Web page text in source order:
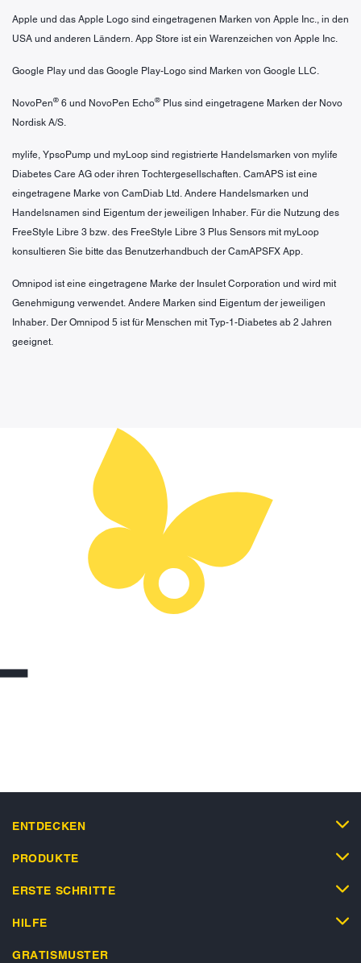
Apple und das Apple Logo sind eingetragenen Marken von Apple Inc., in den
USA und anderen Ländern. App Store ist ein Warenzeichen von Apple Inc.
Google Play und das Google Play-Logo sind Marken von Google LLC.
NovoPen® 6 und NovoPen Echo® Plus sind eingetragene Marken der Novo
Nordisk A/S.
mylife, YpsoPump und myLoop sind registrierte Handelsmarken von mylife
Diabetes Care AG oder ihren Tochtergesellschaften. CamAPS ist eine
eingetragene Marke von CamDiab Ltd. Andere Handelsmarken und
Handelsnamen sind Eigentum der jeweiligen Inhaber. Für die Nutzung des
FreeStyle Libre 3 bzw. des FreeStyle Libre 3 Plus Sensors mit myLoop
konsultieren Sie bitte das Benutzerhandbuch der CamAPSFX App.
Omnipod ist eine eingetragene Marke der Insulet Corporation und wird mit
Genehmigung verwendet. Andere Marken sind Eigentum der jeweiligen
Inhaber. Der Omnipod 5 ist für Menschen mit Typ-1-Diabetes ab 2 Jahren
geeignet.
ENTDECKEN
PRODUKTE
ERSTE SCHRITTE
HILFE
GRATISMUSTER